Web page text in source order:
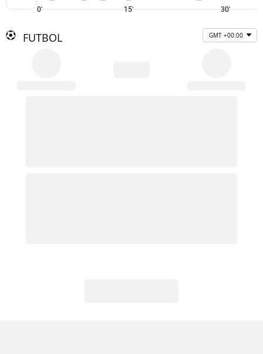
0' 15' 30'
FUTBOL GMT +00:00